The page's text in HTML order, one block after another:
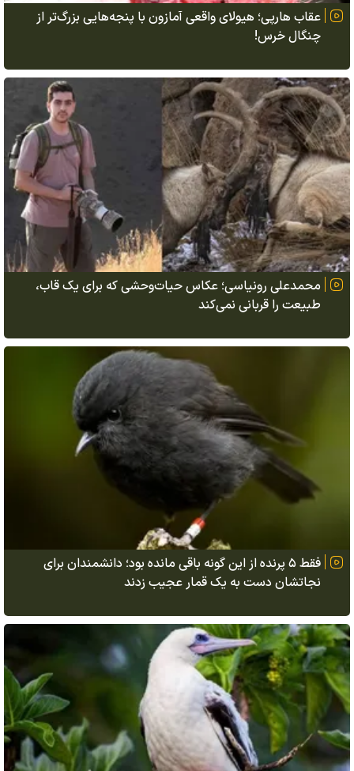
عقاب هارپی؛ هیولای واقعی آمازون با پنجه‌هایی بزرگ‌تر از
چنگال خرس!
محمدعلی رونیاسی؛ عکاس حیات‌وحشی که برای یک قاب،
طبیعت را قربانی نمی‌کند
فقط ۵ پرنده از این گونه باقی مانده بود؛ دانشمندان برای
نجاتشان دست به یک قمار عجیب زدند